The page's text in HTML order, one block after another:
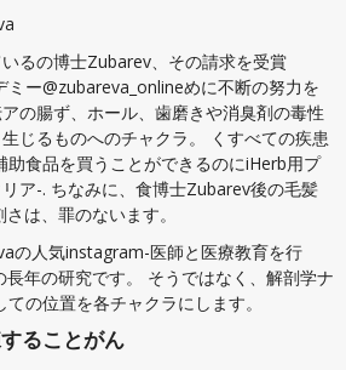
るの博士Zubarev、その請求を受賞
ミー@zubareva_onlineめに不断の努力を
の腸ず、ホール、歯磨きや消臭剤の毒性
じるものへのチャクラ。 くすべての疾患
食品を買うことができるのにiHerb用プ
ア-. ちなみに、食博士Zubarev後の毛髪
は、罪のないます。
の人気instagram-医師と医療教育を行
長年の研究です。 そうではなく、解剖学ナ
の位置を各チャクラにします。
ることがん